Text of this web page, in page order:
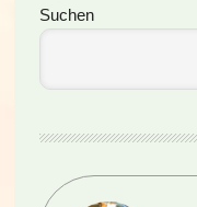
Seitenspalte
Suchen